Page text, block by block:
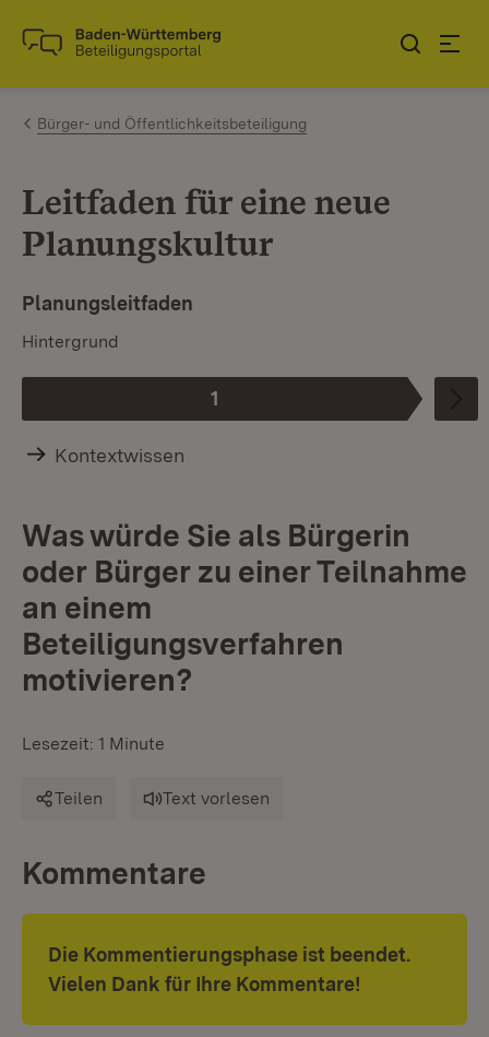
Zum Inhalt springen
Link zur Startseite
Bürger- und Öffentlichkeitsbeteiligung
Leitfaden für eine neue
Planungskultur
Phase
1
:
Planungsleitfaden
Hintergrund
Kontextwissen
Was würde Sie als Bürgerin
oder Bürger zu einer Teilnahme
an einem
Beteiligungsverfahren
motivieren?
Lesezeit: 1 Minute
Teilen Text vorlesen
Kommentare
Die Kommentierungsphase ist beendet.
Vielen Dank für Ihre Kommentare!